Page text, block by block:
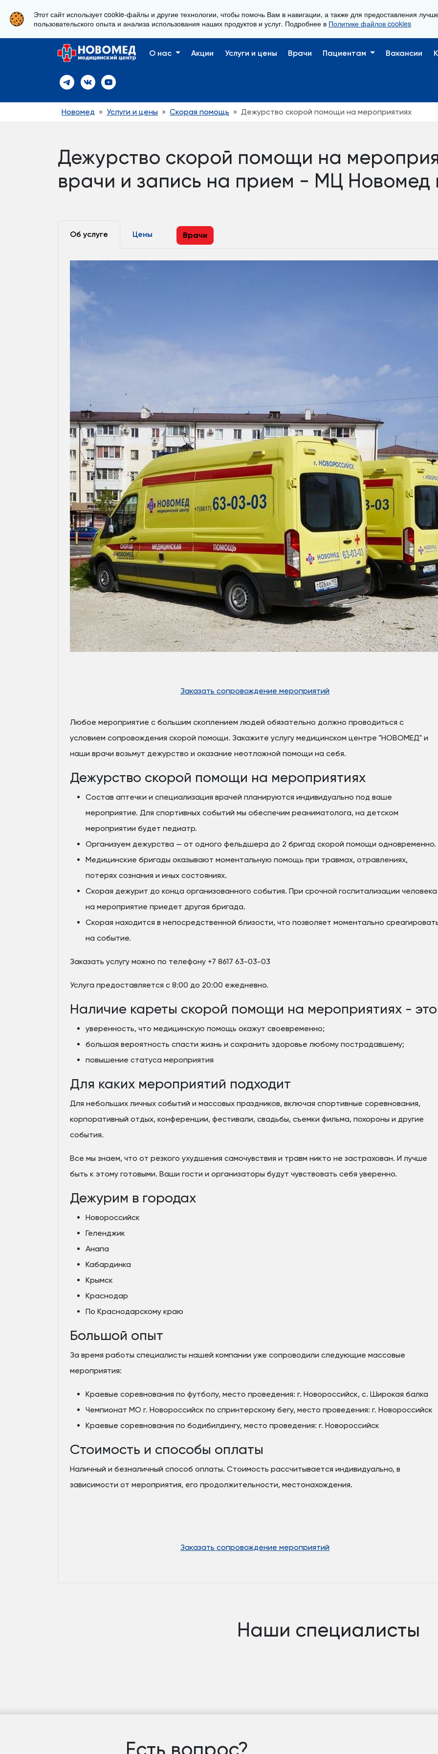
Этот сайт использует cookie-файлы и другие технологии, чтобы помочь Вам в навигации, а также для предоставления
пользовательского опыта и анализа использования наших продуктов и услуг. Подробнее в Политике файлов cookies
г. Новороссийск, ул. Свердлова 36А Ежедневно, с 08:00 до 20:00
О нас Акции Услуги и цены Врачи Пациентам Вакансии
Новомед Услуги и цены Скорая помощь Дежурство скорой помощи на мероприятиях
Дежурство скорой помощи на
врачи и запись на прием - МЦ Новомед
Об услуге Цены Врачи
Заказать сопровождение мероприятий
Любое мероприятие с большим скоплением людей обязательно должно проводиться с
условием сопровождения скорой помощи. Закажите услугу медицинском центре "НОВОМЕД" и
наши врачи возьмут дежурство и оказание неотложной помощи на себя.
Дежурство скорой помощи на мероприятиях
Состав аптечки и специализация врачей планируются индивидуально под ваше
мероприятие. Для спортивных событий мы обеспечим реаниматолога, на детском
мероприятии будет педиатр.
Организуем дежурства — от одного фельдшера до 2 бригад скорой помощи одновременно.
Медицинские бригады оказывают моментальную помощь при травмах, отравлениях,
потерях сознания и иных состояниях.
Скорая дежурит до конца организованного события. При срочной госпитализации человека
на мероприятие приедет другая бригада.
Скорая находится в непосредственной близости, что позволяет моментально
на событие.
Заказать услугу можно по телефону +7 8617 63-03-03
Услуга предоставляется с 8:00 до 20:00 ежедневно.
Наличие кареты скорой помощи на мероприятиях - это
уверенность, что медицинскую помощь окажут своевременно;
большая вероятность спасти жизнь и сохранить здоровье любому пострадавшему;
повышение статуса мероприятия
Для каких мероприятий подходит
Для небольших личных событий и массовых праздников, включая спортивные соревнования,
корпоративный отдых, конференции, фестивали, свадьбы, съемки фильма, похороны и другие
события.
Все мы знаем, что от резкого ухудшения самочувствия и травм никто не застрахован. И лучше
быть к этому готовыми. Ваши гости и организаторы будут чувствовать себя уверенно.
Дежурим в городах
Новороссийск
Геленджик
Анапа
Кабардинка
Крымск
Краснодар
По Краснодарскому краю
Большой опыт
За время работы специалисты нашей компании уже сопроводили следующие массовые
мероприятия:
Краевые соревнования по футболу, место проведения: г. Новороссийск, с. Широкая балка
Чемпионат МО г. Новороссийск по спринтерскому бегу, место проведения: г. Новороссийск
Краевые соревнования по бодибилдингу, место проведения: г. Новороссийск
Стоимость и способы оплаты
Наличный и безналичный способ оплаты. Стоимость рассчитывается индивидуально, в
зависимости от мероприятия, его продолжительности, местонахождения.
Заказать сопровождение мероприятий
Наши специалисты